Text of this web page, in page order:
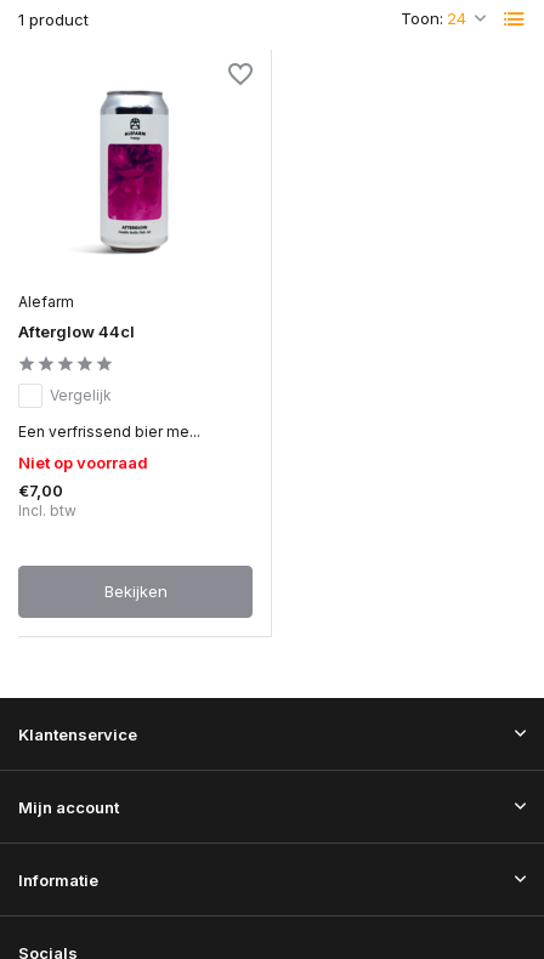
1 product Toon:
Alefarm
Afterglow 44cl
Vergelijk
Een verfrissend bier me...
Niet op voorraad
€7,00
Incl. btw
Bekijken
Klantenservice
Mijn account
Informatie
Socials